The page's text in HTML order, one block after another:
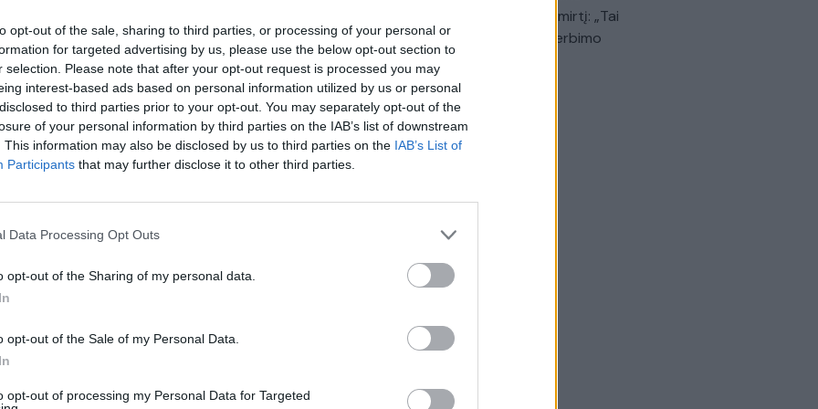
opt-out of the sale, sharing to third parties, or processing of your personal or
for targeted advertising by us, please use the below opt-out section to
selection. Please note that after your opt-out request is processed you may
interest-based ads based on personal information utilized by us or personal
to third parties prior to your opt-out. You may separately opt-out of the
of your personal information by third parties on the IAB’s list of downstream
This information may also be disclosed by us to third parties on the IAB’s List of
Participants that may further disclose it to other third parties.
Data Processing Opt Outs
opt-out of the Sharing of my personal data.
opt-out of the Sale of my Personal Data.
opt-out of processing my Personal Data for Targeted
kiekvieną šeštadienį per „Lietuvos ryto“
Klausyk lrytas.tv
Aukštaitijos pučiamųjų orkestras
00:10:21
jaudinančią akimirką prieš mirtį: „Tai
buvo simbolinis mūsų pagerbimo
ženklas“
Žinios | Lietuvos diena